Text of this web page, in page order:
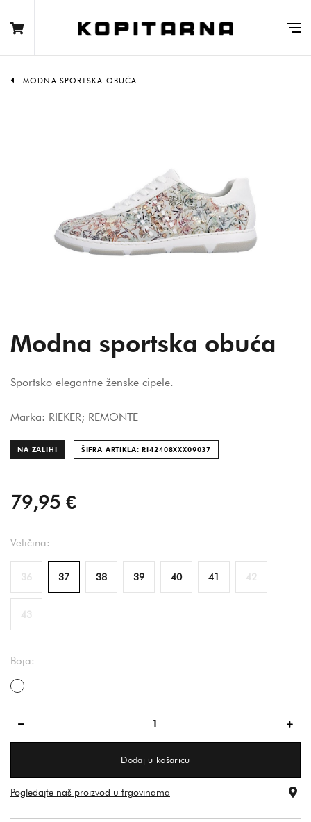
MODNA SPORTSKA OBUĆA
Modna sportska obuća
Sportsko elegantne ženske cipele.
Marka: RIEKER; REMONTE
NA ZALIHI ŠIFRA ARTIKLA: RI42408XXX09037
79,95 €
Veličina:
36 37 38 39 40 41 42
43
Boja:
večbarvno
Dodaj u košaricu
Pogledajte naš proizvod u trgovinama